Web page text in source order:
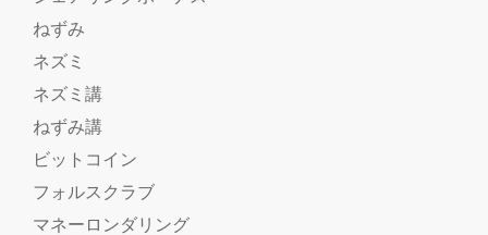
ねずみ
ネズミ
ネズミ講
ねずみ講
ビットコイン
フォルスクラブ
マネーロンダリング